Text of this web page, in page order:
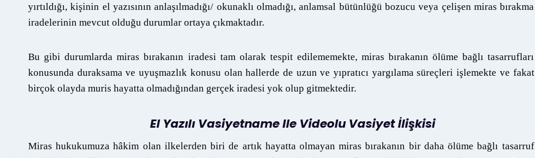
yırtıldığı, kişinin el yazısının anlaşılmadığı/ okunaklı olmadığı, anlamsal bütünlüğü bozucu veya çelişen miras bırakma
iradelerinin mevcut olduğu durumlar ortaya çıkmaktadır.
Bu gibi durumlarda miras bırakanın iradesi tam olarak tespit edilememekte, miras bırakanın ölüme bağlı tasarrufları
konusunda duraksama ve uyuşmazlık konusu olan hallerde de uzun ve yıpratıcı yargılama süreçleri işlemekte ve fakat
birçok olayda muris hayatta olmadığından gerçek iradesi yok olup gitmektedir.
El Yazılı Vasiyetname Ile Videolu Vasiyet İlişkisi
Miras hukukumuza hâkim olan ilkelerden biri de artık hayatta olmayan miras bırakanın bir daha ölüme bağlı tasarruf